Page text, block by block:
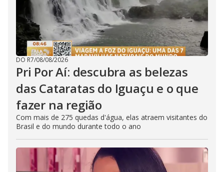
DO R7/08/08/2026
Pri Por Aí: descubra as belezas
das Cataratas do Iguaçu e o que
fazer na região
Com mais de 275 quedas d'água, elas atraem visitantes do
Brasil e do mundo durante todo o ano